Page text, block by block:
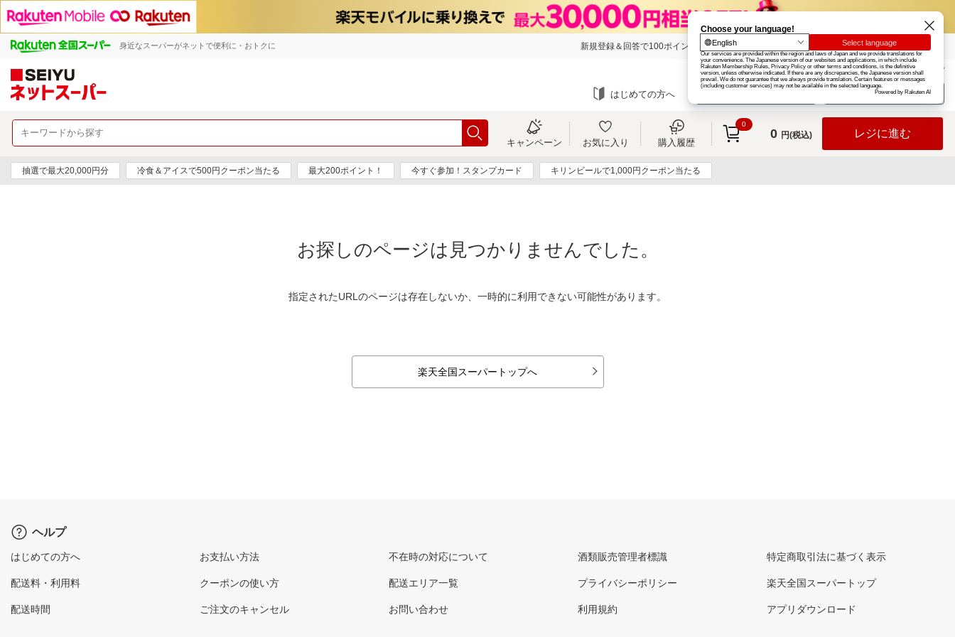
身近なスーパーがネットで便利に・おトクに 新規登録＆回答で100ポイント! 楽天グループ カード
お知らせ ヘルプ
はじめての方へ ログイン
キャンペーン お気に入り 購入履歴
0
0 円(税込) レジに進む
抽選で最大20,000円分 冷食＆アイスで500円クーポン当たる 最大200ポイント！ 今すぐ参加！スタンプカード キリンビールで1,000円クーポン当たる
お探しのページは見つかりませんでした。
指定されたURLのページは存在しないか、一時的に利用できない可能性があります。
楽天全国スーパートップへ
ヘルプ
はじめての方へ
配送料・利用料
配送時間
お支払い方法
クーポンの使い方
ご注文のキャンセル
不在時の対応について
配送エリア一覧
お問い合わせ
酒類販売管理者標識
プライバシーポリシー
利用規約
特定商取引法に基づく表示
楽天全国スーパートップ
アプリダウンロード